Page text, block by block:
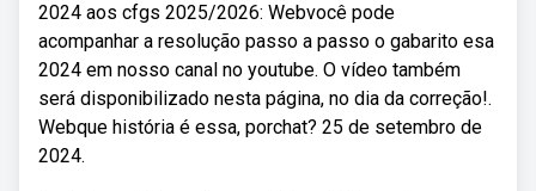
2024 aos cfgs 2025/2026: Webvocê pode
acompanhar a resolução passo a passo o gabarito esa
2024 em nosso canal no youtube. O vídeo também
será disponibilizado nesta página, no dia da correção!.
Webque história é essa, porchat? 25 de setembro de
2024.